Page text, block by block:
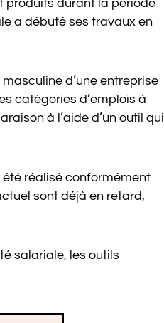
produits durant la période
a débuté ses travaux en
d’une entreprise
catégories d’emplois à
à l’aide d’un outil qui
été réalisé conformément
sont déjà en retard,
salariale, les outils